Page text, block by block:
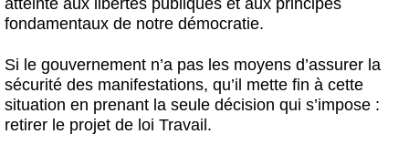
fondamentaux de notre démocratie.
Si le gouvernement n’a pas les moyens d’assurer la
sécurité des manifestations, qu’il mette fin à cette
situation en prenant la seule décision qui s’impose :
retirer le projet de loi Travail.